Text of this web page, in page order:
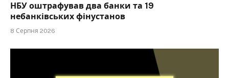
НБУ оштрафував два банки та 19
небанківських фінустанов
8 Серпня 2026